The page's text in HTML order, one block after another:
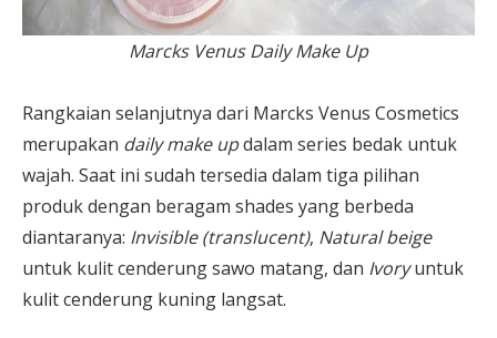
Marcks Venus Daily Make Up
Rangkaian selanjutnya dari Marcks Venus Cosmetics
merupakan daily make updalam series bedak untuk
wajah. Saat ini sudah tersedia dalam tiga pilihan
produk dengan beragam shades yang berbeda
diantaranya: Invisible (translucent), Natural beige
untuk kulit cenderung sawo matang, dan Ivoryuntuk
kulit cenderung kuning langsat.